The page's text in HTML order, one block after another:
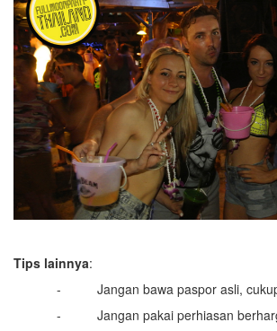
Tips lainnya:
- Jangan bawa paspor asli, cukup
- Jangan pakai perhiasan